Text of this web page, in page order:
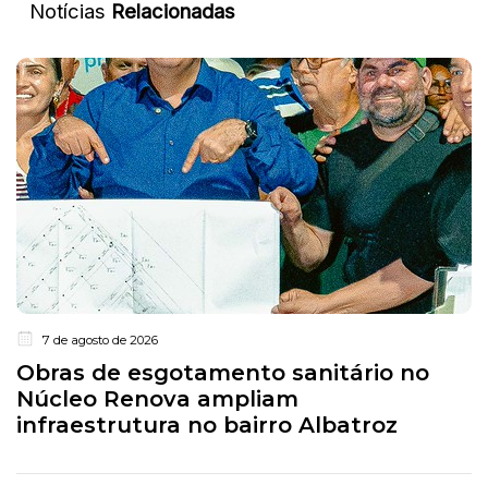
Notícias Relacionadas
7 de agosto de 2026
Obras de esgotamento sanitário no
Núcleo Renova ampliam
infraestrutura no bairro Albatroz